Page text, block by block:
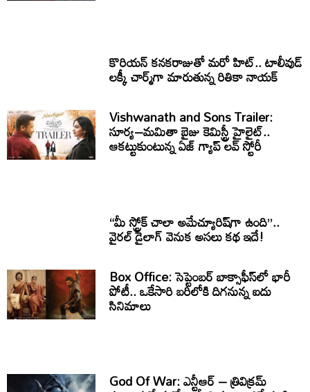
కొరియన్ కనకరాజుతో మరో హిట్.. టాలీవుడ్
లక్కీ చార్మ్‌గా మారుతున్న రితికా నాయక్
Vishwanath and Sons Trailer:
సూర్య–మమితా బైజు కెమిస్ట్రీ హైలైట్..
ఆకట్టుకుంటున్న ఏజ్ గ్యాప్ లవ్ స్టోరీ
“మీ స్ట్రోక్ చాలా అమేచ్యూరిష్‌గా ఉంది”..
వైరల్ డైలాగ్ వెనుక అసలు కథ ఇదే!
Box Office: సెప్టెంబర్ బాక్సాఫీస్‌లో భారీ
పోటీ.. ఒకేసారి బరిలోకి దిగనున్న ఐదు
సినిమాలు
God Of War: ఎన్టీఆర్ – త్రివిక్రమ్